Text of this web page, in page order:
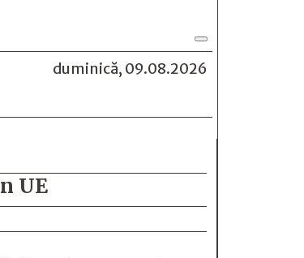
duminică, 09.08.2026
UE